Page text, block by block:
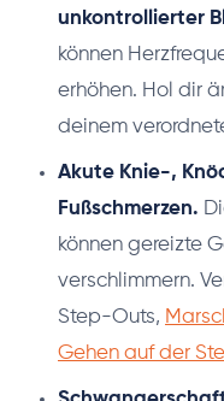
unkontrollierter
können
erhöhen. Hol dir
deinem
Akute Knie-,
Fußschmerzen.
können gereizte
verschlimmern.
Step-Outs,
Gehen auf der